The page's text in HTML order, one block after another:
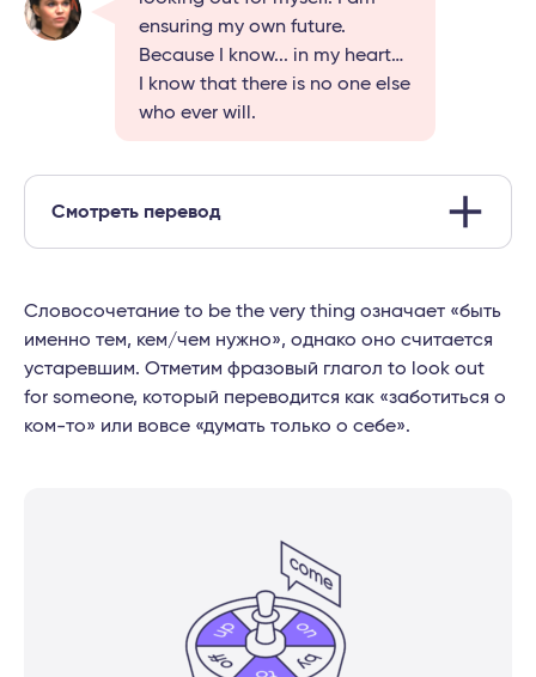
ensuring my own future.
Because I know... in my heart…
I know that there is no one else
who ever will.
Смотреть перевод
Словосочетание to be the very thing означает «быть
именно тем, кем/чем нужно», однако оно считается
устаревшим. Отметим фразовый глагол to look out
for someone, который переводится как «заботиться о
ком-то» или вовсе «думать только о себе».